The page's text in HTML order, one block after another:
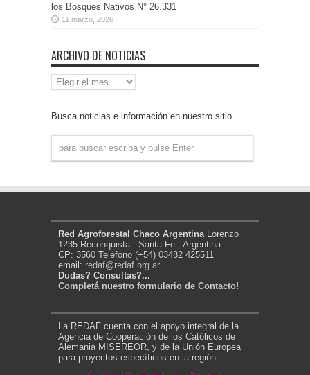
los Bosques Nativos N° 26.331
11 marzo, 2026
ARCHIVO DE NOTICIAS
Archivo
de
Busca noticias e información en nuestro sitio
Red Agroforestal Chaco Argentina Lorenzo
1235 Reconquista - Santa Fe - Argentina
CP: 3560 Teléfono (+54) 03482 425511
email: redaf@redaf.org.ar
Dudas? Consultas?...
Completá nuestro formulario de Contacto!
La REDAF cuenta con el apoyo integral de la
Agencia de Cooperación de los Católicos de
Alemania MISEREOR, y de la Unión Europea
para proyectos específicos en la región.